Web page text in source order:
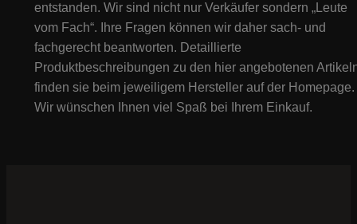
entstanden. Wir sind nicht nur Verkäufer sondern „Leute
vom Fach“. Ihre Fragen können wir daher sach- und
fachgerecht beantworten. Detaillierte
Produktbeschreibungen zu den hier angebotenen
finden sie beim jeweiligem Hersteller auf der Homepage.
Wir wünschen Ihnen viel Spaß bei Ihrem Einkauf.